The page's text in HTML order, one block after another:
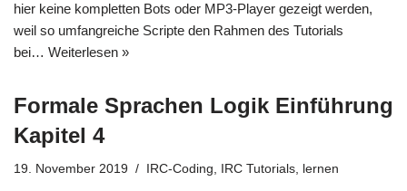
hier keine kompletten Bots oder MP3-Player gezeigt werden,
weil so umfangreiche Scripte den Rahmen des Tutorials
bei… Weiterlesen »
Formale Sprachen Logik Einführung
Kapitel 4
19. November 2019 IRC-Coding, IRC Tutorials, lernen